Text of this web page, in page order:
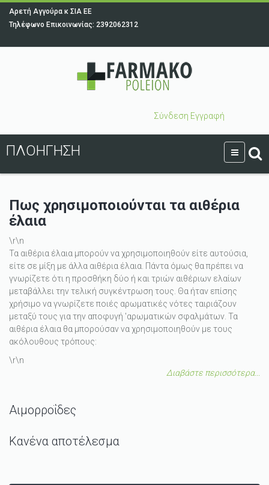
Αρετή Αγγούρα κ ΣΙΑ ΕΕ
Τηλέφωνο Επικοινωνίας: 2392062312
Σύνδεση Εγγραφή
ΠΛΟΉΓΗΣΗ
Πως χρησιμοποιούνται τα αιθέρια
έλαια
\r\n
Τα αιθέρια έλαια μπορούν να χρησιμοποιηθούν είτε αυτούσια,
είτε σε μίξη με άλλα αιθέρια έλαια. Πάντα όμως θα πρέπει να
γνωρίζετε ότι η προσθήκη δύο ή και τριών αιθέριων ελαίων
μεταβάλλει την τελική συγκέντρωση τους. Θα ήταν επίσης
χρήσιμο να γνωρίζετε ποιές αρωματικές νότες ταιριάζουν
μεταξύ τους για την αποφυγή 'αρωματικών σφαλμάτων. Τα
αιθέρια έλαια θα μπορούσαν να χρησιμοποιηθούν με τους
ακόλουθους τρόπους:
\r\n
Διαβάστε περισσότερα...
Αιμορροΐδες
Κανένα αποτέλεσμα